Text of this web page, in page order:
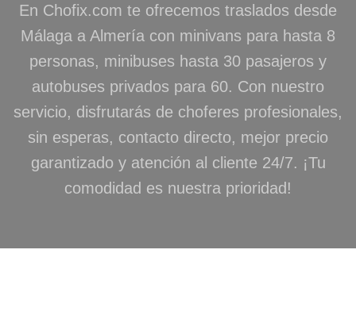
En Chofix.com te ofrecemos traslados desde
Málaga a Almería con minivans para hasta 8
personas, minibuses hasta 30 pasajeros y
autobuses privados para 60. Con nuestro
servicio, disfrutarás de choferes profesionales,
sin esperas, contacto directo, mejor precio
garantizado y atención al cliente 24/7. ¡Tu
comodidad es nuestra prioridad!